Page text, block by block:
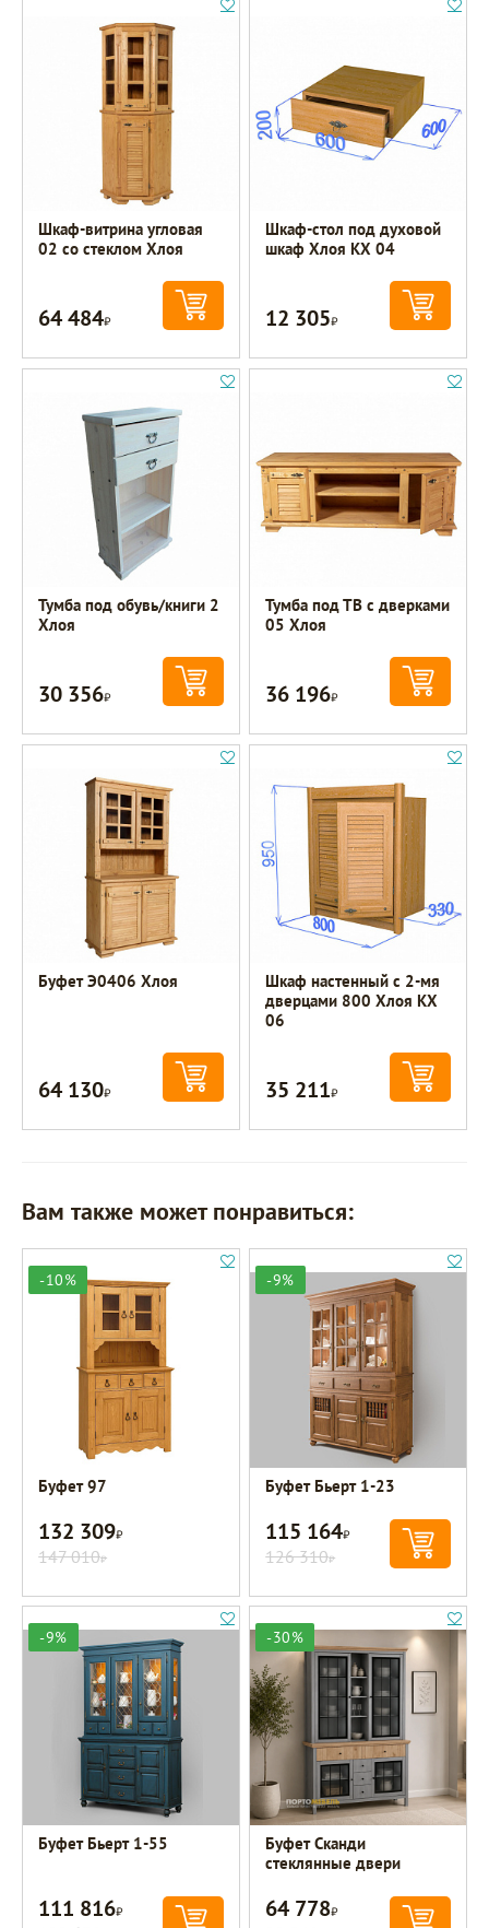
Шкаф-витрина угловая
02 со стеклом Хлоя
64 484Р
Шкаф-стол под духовой
шкаф Хлоя КХ 04
12 305Р
Тумба под обувь/книги 2
Хлоя
30 356Р
Тумба под ТВ с дверками
05 Хлоя
36 196Р
Буфет Э0406 Хлоя
64 130Р
Шкаф настенный с 2-мя
дверцами 800 Хлоя КХ
06
35 211Р
Вам также может понравиться:
-10%
Буфет 97
132 309Р
147 010Р
-9%
Буфет Бьерт 1-23
115 164Р
126 310Р
-9%
Буфет Бьерт 1-55
111 816Р
-30%
Буфет Сканди
стеклянные двери
64 778Р